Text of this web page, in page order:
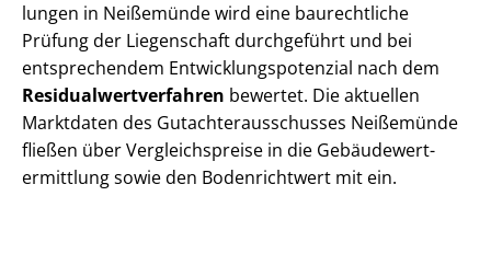
lun­gen in Neißemünde wird eine baurechtliche
Prüfung der Liegenschaft durchgeführt und bei
entsprechendem Ent­wick­lungs­po­ten­zi­al nach dem
Re­si­du­al­wert­ver­fah­ren bewertet. Die aktuellen
Marktdaten des Gut­ach­ter­aus­schus­ses Neißemünde
fließen über Ver­gleichs­prei­se in die Ge­bäu­de­wert­
ermitt­lung sowie den Bodenrichtwert mit ein.